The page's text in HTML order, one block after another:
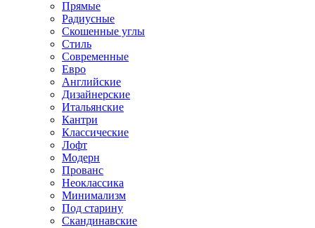
Прямые
Радиусные
Скошенные углы
Стиль
Современные
Евро
Английские
Дизайнерские
Итальянские
Кантри
Классические
Лофт
Модерн
Прованс
Неоклассика
Минимализм
Под старину
Скандинавские